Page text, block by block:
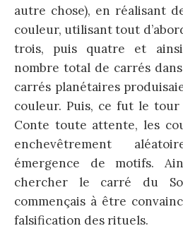
autre chose), en réalisant
couleur, utilisant tout
trois, puis quatre et
nombre total de carrés
carrés planétaires
couleur. Puis, ce fut le
Conte toute attente, les
enchevêtrement
émergence de motifs.
chercher le carré du
commençais à être
falsification des rituels.